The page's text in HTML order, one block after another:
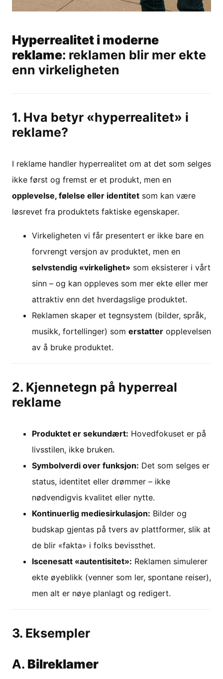
Hyperrealitet i moderne
reklame: reklamen blir mer ekte
enn virkeligheten
1. Hva betyr «hyperrealitet» i
reklame?
I reklame handler hyperrealitet om at det som selges
ikke først og fremst er et produkt, men en
opplevelse, følelse eller identitet som kan være
løsrevet fra produktets faktiske egenskaper.
Virkeligheten vi får presentert er ikke bare en
forvrengt versjon av produktet, men en
selvstendig «virkelighet» som eksisterer i vårt
sinn – og kan oppleves som mer ekte eller mer
attraktiv enn det hverdagslige produktet.
Reklamen skaper et tegnsystem (bilder, språk,
musikk, fortellinger) som erstatter opplevelsen
av å bruke produktet.
2. Kjennetegn på hyperreal
reklame
Produktet er sekundært: Hovedfokuset er på
livsstilen, ikke bruken.
Symbolverdi over funksjon: Det som selges er
status, identitet eller drømmer – ikke
nødvendigvis kvalitet eller nytte.
Kontinuerlig mediesirkulasjon: Bilder og
budskap gjentas på tvers av plattformer, slik at
de blir «fakta» i folks bevissthet.
Iscenesatt «autentisitet»: Reklamen simulerer
ekte øyeblikk (venner som ler, spontane reiser),
men alt er nøye planlagt og redigert.
3. Eksempler
A. Bilreklamer